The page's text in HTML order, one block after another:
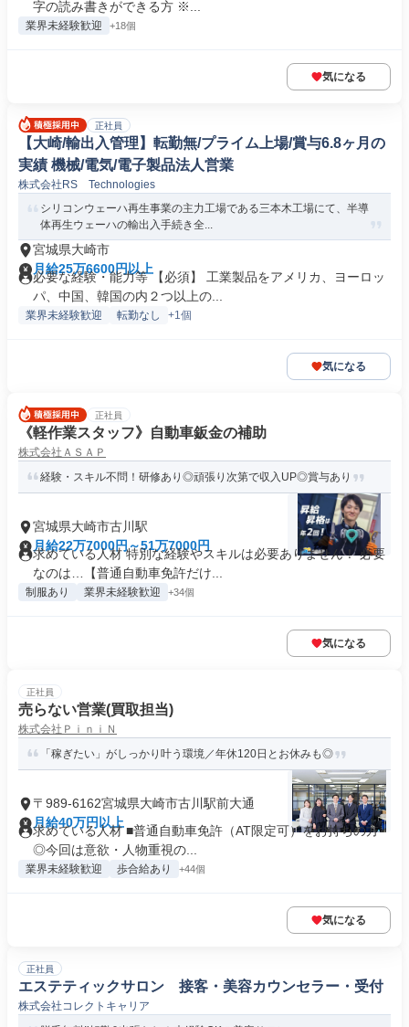
字の読み書きができる方 ※...
業界未経験歓迎 +18個
気になる
正社員
【大崎/輸出入管理】転勤無/プライム上場/賞与6.8ヶ月の
実績 機械/電気/電子製品法人営業
株式会社RS Technologies
シリコンウェーハ再生事業の主力工場である三本木工場にて、半導
体再生ウェーハの輸出入手続き全...
宮城県大崎市
月給25万6600円以上
必要な経験・能力等 【必須】 工業製品をアメリカ、ヨーロッ
パ、中国、韓国の内２つ以上の...
業界未経験歓迎 転勤なし +1個
気になる
正社員
《軽作業スタッフ》自動車鈑金の補助
株式会社ＡＳＡＰ
経験・スキル不問！研修あり◎頑張り次第で収入UP◎賞与あり
宮城県大崎市古川駅
月給22万7000円～51万7000円
求めている人材 特別な経験やスキルは必要ありません！ 必要
なのは…【普通自動車免許だけ...
制服あり 業界未経験歓迎 +34個
気になる
正社員
売らない営業(買取担当)
株式会社ＰｉｎｉＮ
「稼ぎたい」がしっかり叶う環境／年休120日とお休みも◎
〒989-6162宮城県大崎市古川駅前大通
月給40万円以上
求めている人材 ■普通自動車免許（AT限定可）をお持ちの方
◎今回は意欲・人物重視の...
業界未経験歓迎 歩合給あり +44個
気になる
正社員
エステティックサロン 接客・美容カウンセラー・受付
株式会社コレクトキャリア